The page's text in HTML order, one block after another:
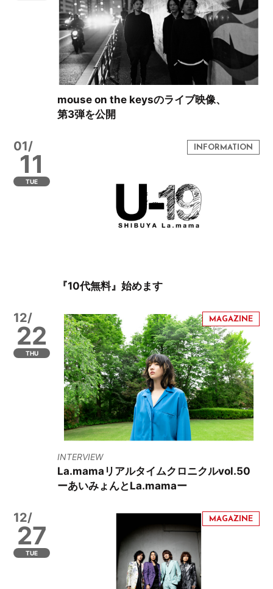
mouse on the keysのライブ映像、
第3弾を公開
01/
11
TUE
『10代無料』始めます
12/
22
THU
INTERVIEW
La.mamaリアルタイムクロニクルvol.50
ーあいみょんとLa.mamaー
12/
27
TUE